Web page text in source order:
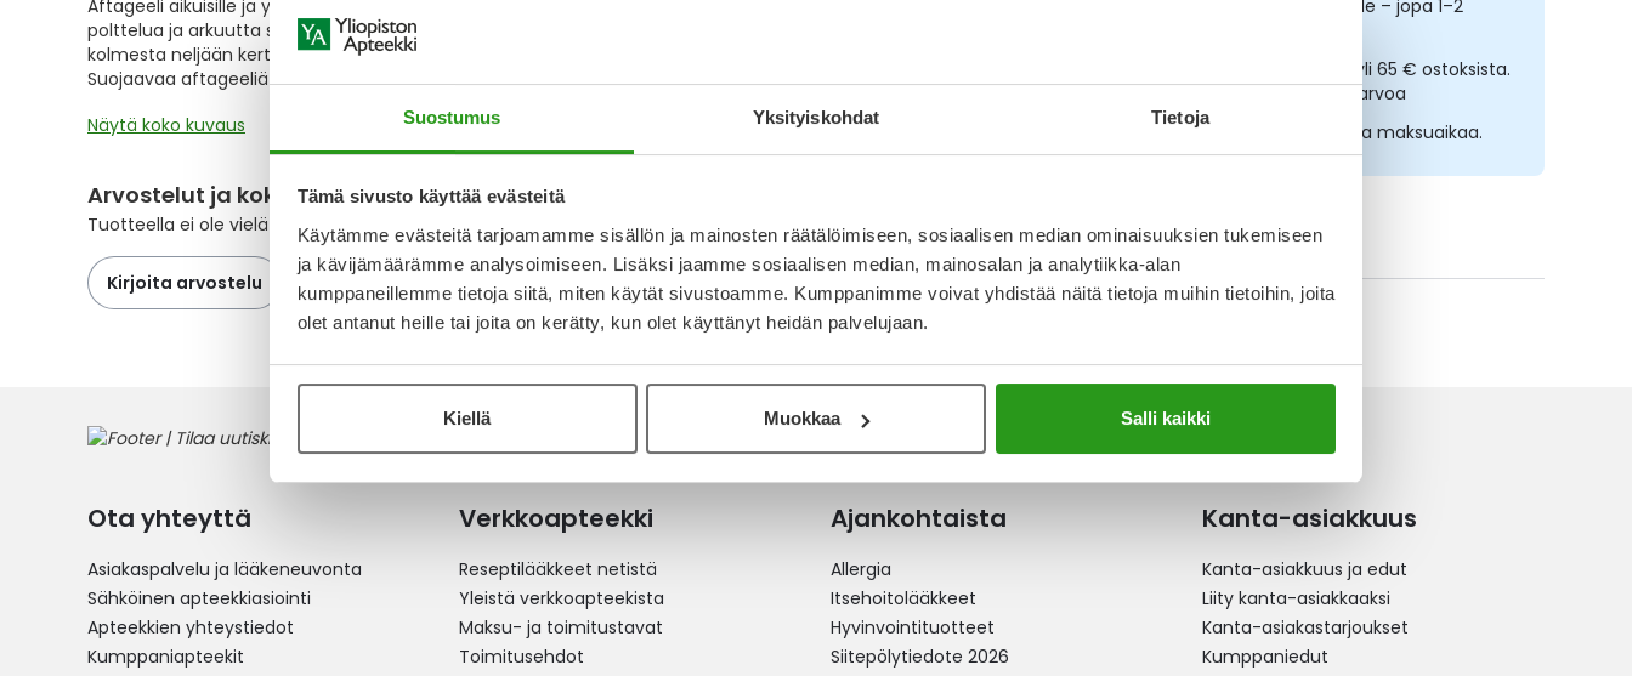
Suostumus Yksityiskohdat Tietoja
Tämä sivusto käyttää evästeitä
Käytämme evästeitä tarjoamamme sisällön ja mainosten räätälöimiseen, sosiaalisen median ominaisuuksien tukemiseen
ja kävijämäärämme analysoimiseen. Lisäksi jaamme sosiaalisen median, mainosalan ja analytiikka-alan
kumppaneillemme tietoja siitä, miten käytät sivustoamme. Kumppanimme voivat yhdistää näitä tietoja muihin tietoihin, joita
olet antanut heille tai joita on kerätty, kun olet käyttänyt heidän palvelujaan.
Kiellä Muokkaa Salli kaikki
the
images
gallery
Aftageeli aikuisille ja yli vuoden ikäisille lapsille. Aftavexx geeli 15 ml auttaa hillitsemään kirvelyä,
polttelua ja arkuutta suun alueella. Aftageeli laitetaan tuubin annostelijalla haavauman päälle
kolmesta neljään kertaan vuorokaudessa. Sitä voidaan käyttää yhtäjaksoisesti kahden viikon ajan.
Suojaavaa aftageeliä voidaan käyttää myös suun hiertymiin, jotka ovat aiheutuneet
Näytä koko kuvaus
Arvostelut ja kokemuksia
Tuotteella ei ole vielä yhtään arvostelua.
Kirjoita arvostelu
Nopeampi toimitus reseptilääkkeille – jopa 1–2
Ilmainen toimitus noutopisteisiin yli 65 € ostoksista.
Lääkkeet eivät kerrytä ostoskorin arvoa
Osta nyt, saat 45 päivää korotonta maksuaikaa.
Katso kaikki Aftavexx-tuotteet
Ota yhteyttä
Asiakaspalvelu ja lääkeneuvonta
Sähköinen apteekkiasiointi
Apteekkien yhteystiedot
Kumppaniapteekit
Verkkoapteekki
Reseptilääkkeet netistä
Yleistä verkkoapteekista
Maksu- ja toimitustavat
Toimitusehdot
Ajankohtaista
Allergia
Itsehoitolääkkeet
Hyvinvointituotteet
Siitepölytiedote 2026
Kanta-asiakkuus
Kanta-asiakkuus ja edut
Liity kanta-asiakkaaksi
Kanta-asiakastarjoukset
Kumppaniedut